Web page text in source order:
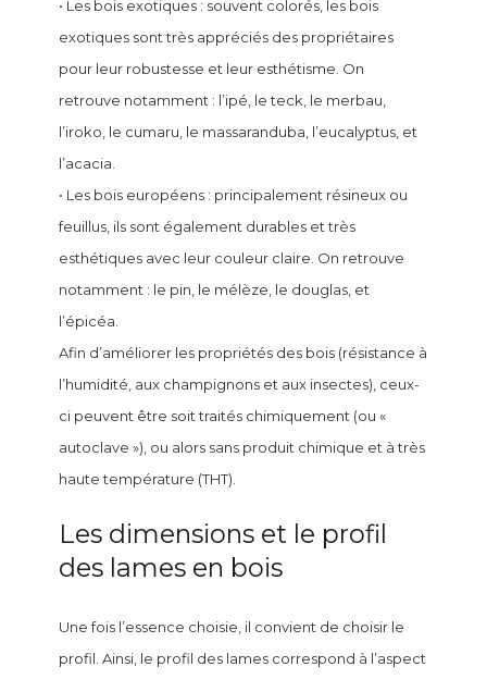
• Les bois exotiques : souvent colorés, les bois
exotiques sont très appréciés des propriétaires
pour leur robustesse et leur esthétisme. On
retrouve notamment : l’ipé, le teck, le merbau,
l’iroko, le cumaru, le massaranduba, l’eucalyptus, et
l’acacia.
• Les bois européens : principalement résineux ou
feuillus, ils sont également durables et très
esthétiques avec leur couleur claire. On retrouve
notamment : le pin, le mélèze, le douglas, et
l’épicéa.
Afin d’améliorer les propriétés des bois (résistance à
l’humidité, aux champignons et aux insectes), ceux-
ci peuvent être soit traités chimiquement (ou «
autoclave »), ou alors sans produit chimique et à très
haute température (THT).
Les dimensions et le profil
des lames en bois
Une fois l’essence choisie, il convient de choisir le
profil. Ainsi, le profil des lames correspond à l’aspect